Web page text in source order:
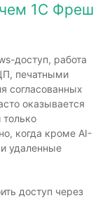
чем 1С Фреш
доступ, работа
печатными
согласованных
оказывается
только
когда кроме AI-
удаленные
доступ через